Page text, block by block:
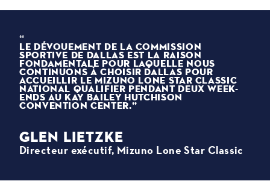
LE DÉVOUEMENT DE LA COMMISSION
SPORTIVE DE DALLAS EST LA RAISON
FONDAMENTALE POUR LAQUELLE NOUS
CONTINUONS À CHOISIR DALLAS POUR
ACCUEILLIR LE MIZUNO LONE STAR CLASSIC
NATIONAL QUALIFIER PENDANT DEUX WEEK-
ENDS AU KAY BAILEY HUTCHISON
CONVENTION CENTER.
GLEN LIETZKE
Directeur exécutif, Mizuno Lone Star Classic